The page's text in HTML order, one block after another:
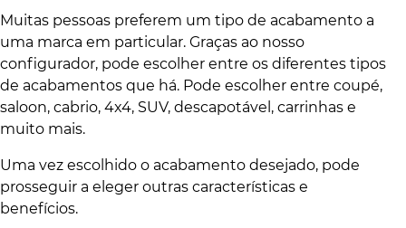
Muitas pessoas preferem um tipo de acabamento a
uma marca em particular. Graças ao nosso
configurador, pode escolher entre os diferentes tipos
de acabamentos que há. Pode escolher entre coupé,
saloon, cabrio, 4x4, SUV, descapotável, carrinhas e
muito mais.
Uma vez escolhido o acabamento desejado, pode
prosseguir a eleger outras características e
benefícios.